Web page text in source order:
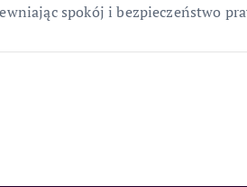
spokój i bezpieczeństwo